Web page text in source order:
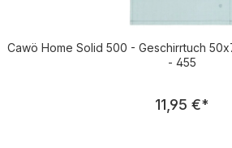
Cawö Home Solid 500 - Geschirrtuch
- 455
11,95 €*